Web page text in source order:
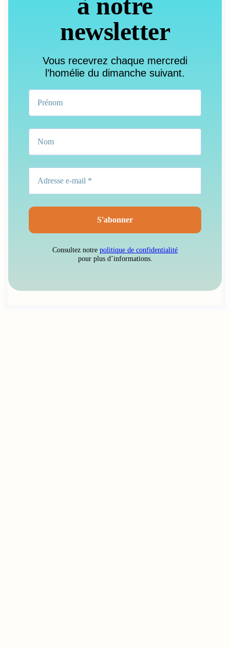
newsletter
Vous recevrez chaque mercredi
l’homélie du dimanche suivant.
Consultez notre politique de confidentialité
pour plus d’informations.